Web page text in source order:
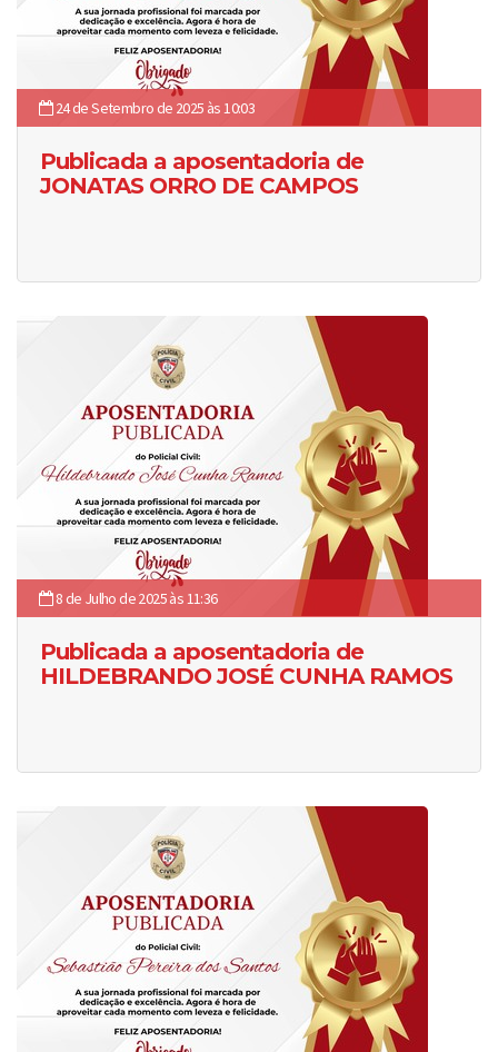
24 de Setembro de 2025 às 10:03
Publicada a aposentadoria de
JONATAS ORRO DE CAMPOS
8 de Julho de 2025 às 11:36
Publicada a aposentadoria de
HILDEBRANDO JOSÉ CUNHA RAMOS